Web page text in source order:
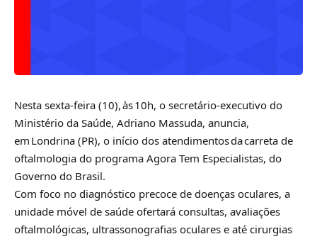
Nesta sexta-feira (10), às 10h, o secretário-executivo do
Ministério da Saúde, Adriano Massuda, anuncia,
em Londrina (PR), o início dos atendimentos da carreta de
oftalmologia do programa Agora Tem Especialistas, do
Governo do Brasil.
Com foco no diagnóstico precoce de doenças oculares, a
unidade móvel de saúde ofertará consultas, avaliações
oftalmológicas, ultrassonografias oculares e até cirurgias